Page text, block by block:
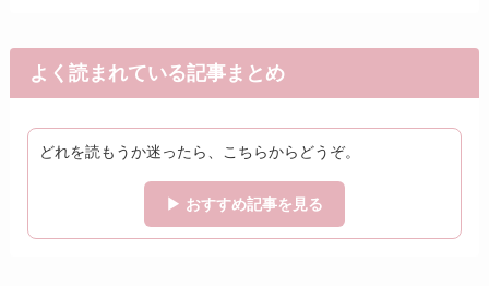
よく読まれている記事まとめ
どれを読もうか迷ったら、こちらからどうぞ。
▶ おすすめ記事を見る